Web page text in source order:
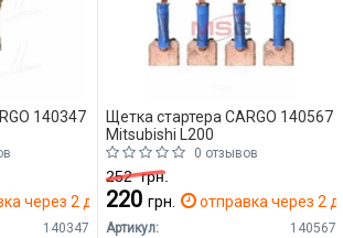
140347
через 2 дн.
140347
Щетка стартера CARGO 140567
Mitsubishi L200
0 отзывов
252грн.
220 грн. отправка через 2
Артикул:
140567